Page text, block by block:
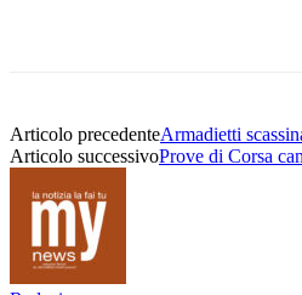
Articolo precedenteArmadietti
Articolo successivoProve di Corsa